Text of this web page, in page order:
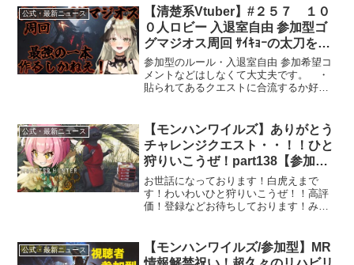
はようまでずっと一緒にいてあげる♡清
楚...
公式・最新ニュース
【清楚系Vtuber】#２５７ １０
０人ロビー 入退室自由 参加型ゴ
グマジオス周回 ｻｲｷｮｰの太刀を作
るしかねえ！ Twitch同時配信
【MH:Wilds】
参加型のルール・入退室自由 参加希望コ
メントなどはしなくて大丈夫です。 ・
貼られてあるクエストに合流するか好き
いたします。・一緒にクエストに行って
いる他のハンターさん...
公式・最新ニュース
【モンハンワイルズ】ありがとう
チャレンジクエスト・・！！ひと
狩りいこうぜ！part138【参加
型】
お世話になっております！白虎えまで
す！わいわいひと狩りいこうぜ！！高評
価！登録などお待ちしております！みな
加についての注意ゴアマガラは協力お願
いします！基本的に厳し...
公式・最新ニュース
【モンハンワイルズ/参加型】MR